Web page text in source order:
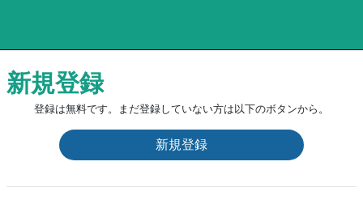
新規登録
登録は無料です。まだ登録していない方は以下のボタンから。
新規登録